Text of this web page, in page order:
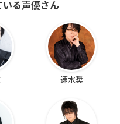
いる声優さん
速水奨